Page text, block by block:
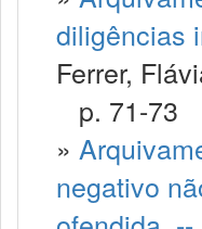
diligências
Ferrer,
p. 71-73
»
negativo